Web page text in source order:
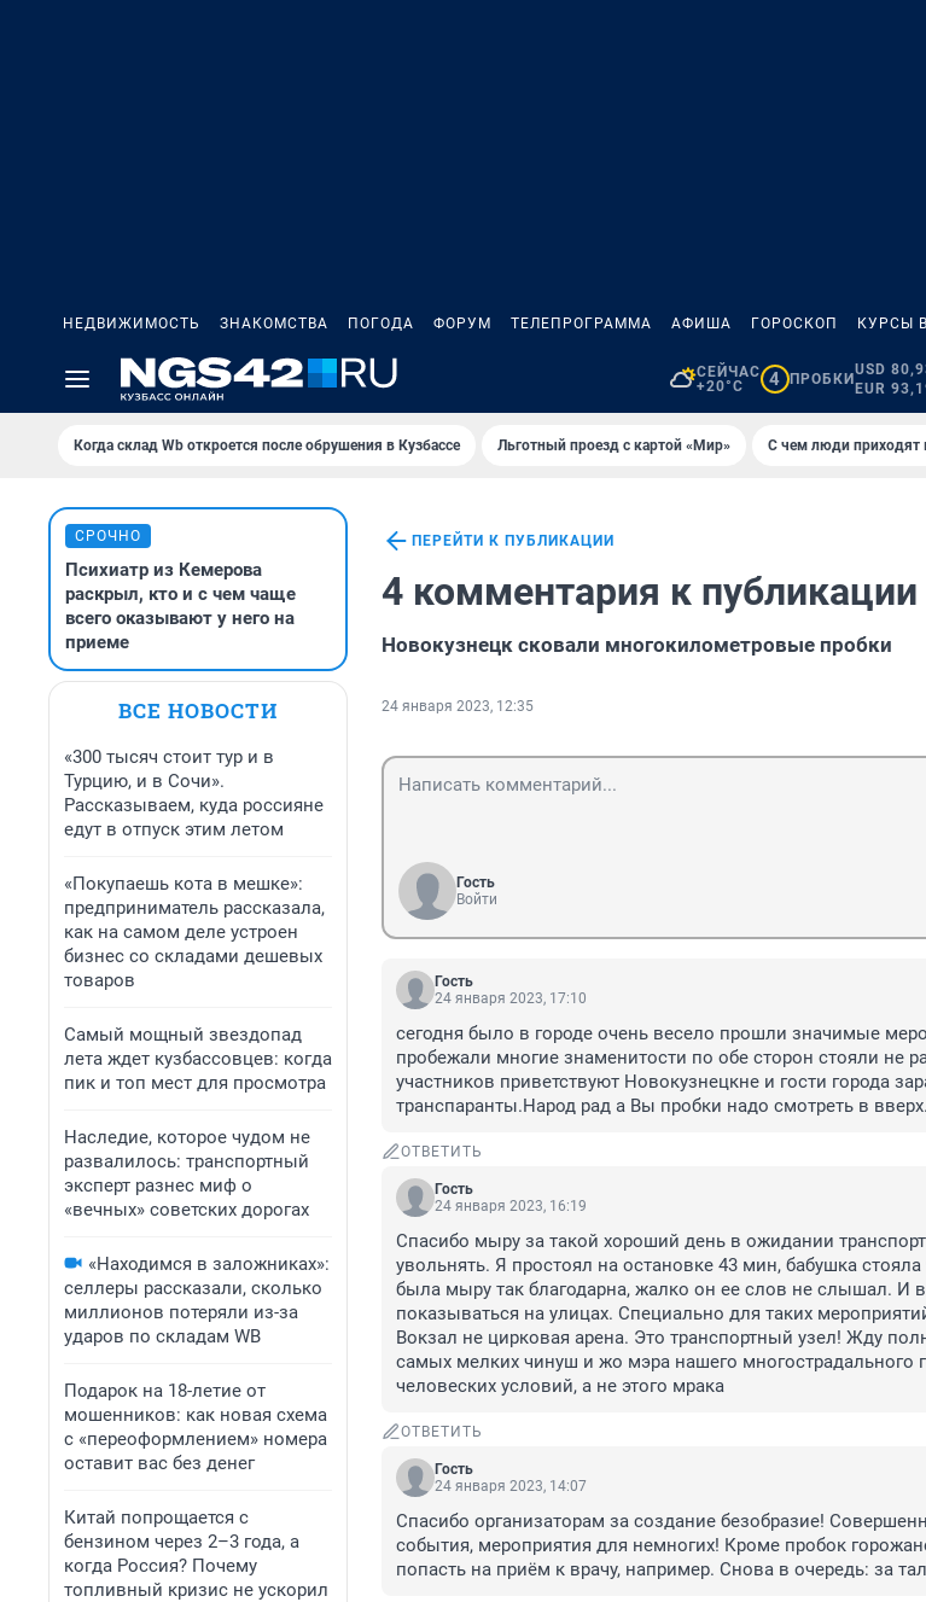
НЕДВИЖИМОСТЬ ЗНАКОМСТВА ПОГОДА ФОРУМ ТЕЛЕПРОГРАММА АФИША ГОРОСКОП КУРСЫ
СЕЙЧАС
+20°C
4 ПРОБКИ
USD
EUR
Когда склад Wb откроется после обрушения в Кузбассе Льготный проезд с картой «Мир» С чем люди приходят
СРОЧНО
Психиатр из Кемерова
раскрыл, кто и с чем чаще
всего оказывают у него на
приеме
ВСЕ НОВОСТИ
«300 тысяч стоит тур и в
Турцию, и в Сочи».
Рассказываем, куда россияне
едут в отпуск этим летом
«Покупаешь кота в мешке»:
предприниматель рассказала,
как на самом деле устроен
бизнес со складами дешевых
товаров
Самый мощный звездопад
лета ждет кузбассовцев: когда
пик и топ мест для просмотра
Наследие, которое чудом не
развалилось: транспортный
эксперт разнес миф о
«вечных» советских дорогах
«Находимся в заложниках»:
селлеры рассказали, сколько
миллионов потеряли из-за
ударов по складам WB
Подарок на 18-летие от
мошенников: как новая схема
с «переоформлением» номера
оставит вас без денег
Китай попрощается с
бензином через 2–3 года, а
когда Россия? Почему
топливный кризис не ускорил
ПЕРЕЙТИ К ПУБЛИКАЦИИ
4 комментария к публикации
Новокузнецк сковали многокилометровые пробки
24 января 2023, 12:35
Гость
Войти
Гость
24 января 2023, 17:10
сегодня было в городе очень весело прошли значимые
пробежали многие знаменитости по обе сторон стояли не
участников приветствуют Новокузнецкне и гости города
транспаранты.Народ рад а Вы пробки надо смотреть в вверх.
ОТВЕТИТЬ
Гость
24 января 2023, 16:19
Спасибо мыру за такой хороший день в ожидании
увольнять. Я простоял на остановке 43 мин, бабушка стояла
была мыру так благодарна, жалко он ее слов не слышал. И
показываться на улицах. Специально для таких
Вокзал не цирковая арена. Это транспортный узел! Жду
самых мелких чинуш и жо мэра нашего многострадального
человеских условий, а не этого мрака
ОТВЕТИТЬ
Гость
24 января 2023, 14:07
Спасибо организаторам за создание безобразие!
события, мероприятия для немногих! Кроме пробок
попасть на приём к врачу, например. Снова в очередь: за